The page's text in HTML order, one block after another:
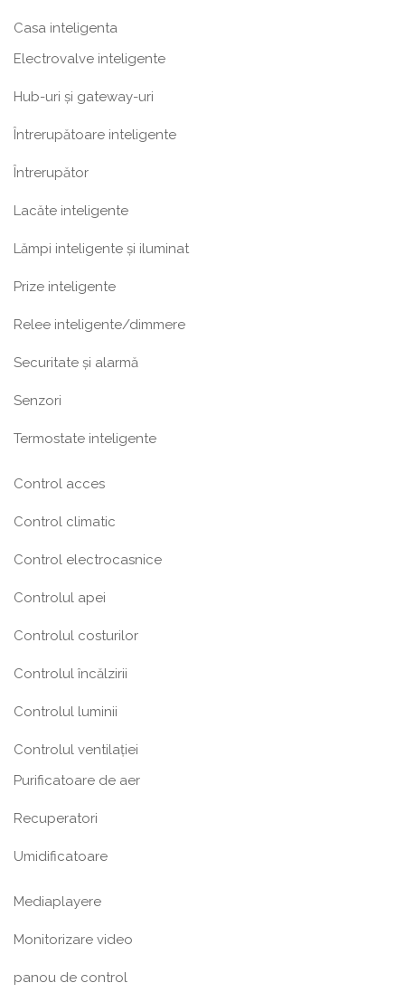
Casa inteligenta
Electrovalve inteligente
Hub-uri și gateway-uri
Întrerupătoare inteligente
Întrerupător
Lacăte inteligente
Lămpi inteligente și iluminat
Prize inteligente
Relee inteligente/dimmere
Securitate și alarmă
Senzori
Termostate inteligente
Control acces
Control climatic
Control electrocasnice
Controlul apei
Controlul costurilor
Controlul încălzirii
Controlul luminii
Controlul ventilației
Purificatoare de aer
Recuperatori
Umidificatoare
Mediaplayere
Monitorizare video
panou de control